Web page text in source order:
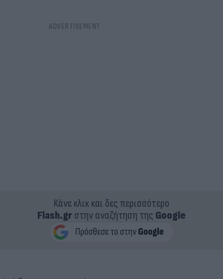
Κάνε κλικ και δες περισσότερο
Flash.grστην αναζήτηση της Google